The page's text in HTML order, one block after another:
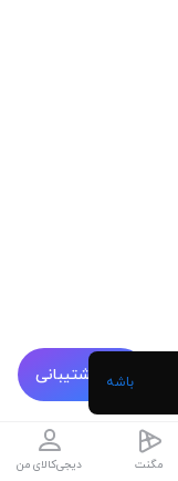
پشتیبانی
مگنت دیجی‌کالای من
باشه